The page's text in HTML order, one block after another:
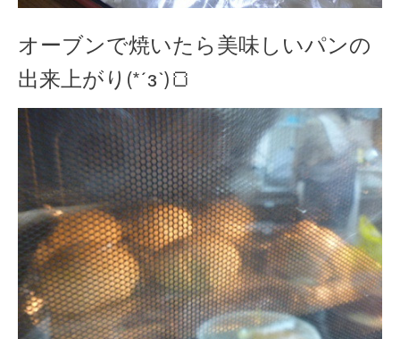
オーブンで焼いたら美味しいパンの
出来上がり(*´з`)🍞